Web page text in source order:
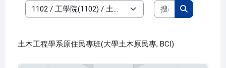
課程類別
搜尋課程
搜尋課程
土木工程學系原住民專班(大學土木原民專, BCI)